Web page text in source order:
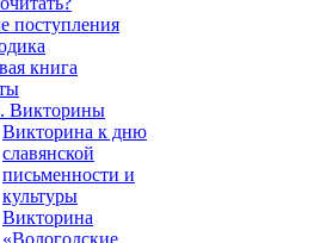
поступления
книга
Викторины
Викторина к дню
славянской
письменности и
культуры
Викторина
«Вологодские